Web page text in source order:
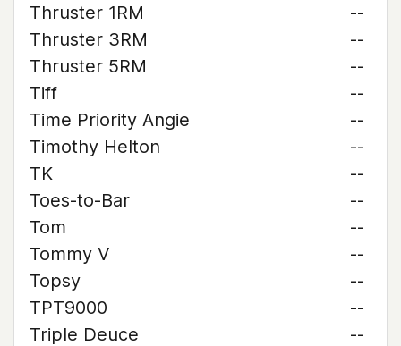
Thruster 1RM
--
Thruster 3RM
--
Thruster 5RM
--
Tiff
--
Time Priority Angie
--
Timothy Helton
--
TK
--
Toes-to-Bar
--
Tom
--
Tommy V
--
Topsy
--
TPT9000
--
Triple Deuce
--